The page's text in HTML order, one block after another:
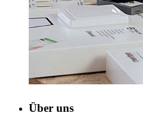
Über uns